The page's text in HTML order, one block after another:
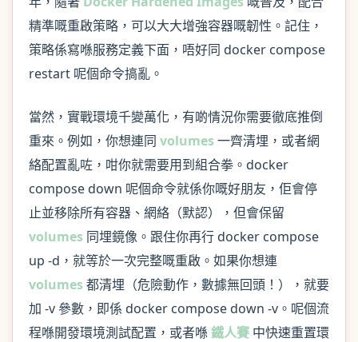
精準嘅重啟策略，可以大大增強容器嘅韌性。記住，
策略係寫喺服務定義下面，唔好同 docker compose
restart 呢個命令搞亂。
當然，實戰環境千變萬化，有啲情況你需要徹底推倒
重來。例如，你想連同 volumes一齊清埋，或者網
絡配置亂咗，咁你就需要用到組合拳。docker
compose down 呢個命令就係你嘅好朋友，佢會停
止並移除所有容器、網絡（默認），但會保留
volumes 同埋鏡像。跟住你再行 docker compose
up -d，就等於一次完整嘅重啟。如果你想連
volumes都清埋（危險動作，數據無回頭！），就要
加 -v 參數，即係 docker compose down -v。呢個流
程喺開發環境測試配置，或者喺鐵人賽 中快速重置環